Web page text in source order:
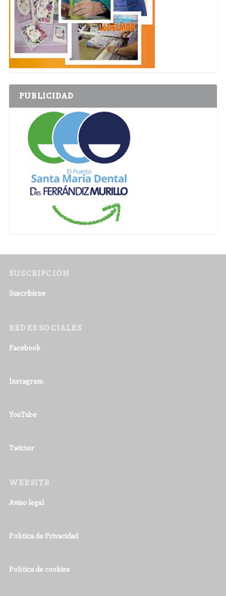
PUBLICIDAD
SUSCRIPCIÓN
Suscribirse
REDES SOCIALES
Facebook
Instagram
YouTube
Twitter
WEBSITE
Aviso legal
Política de Privacidad
Política de cookies